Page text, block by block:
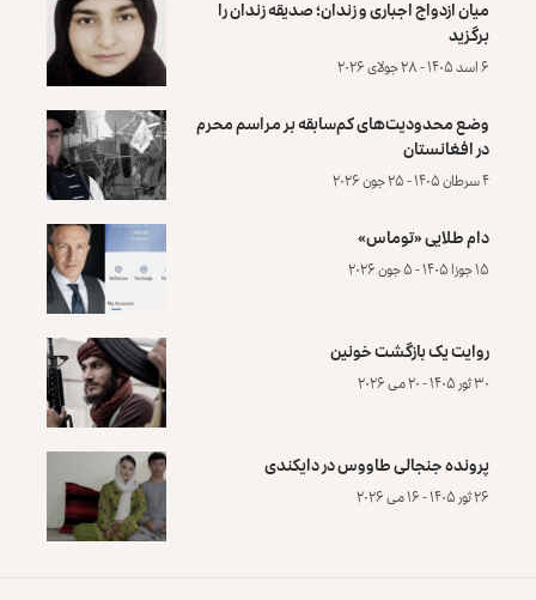
میان ازدواج اجباری و زندان؛ صدیقه زندان را
برگزید
۶ اسد ۱۴۰۵ - ۲۸ جولای ۲۰۲۶
وضع محدودیت‌های کم‌سابقه بر مراسم محرم
در افغانستان
۴ سرطان ۱۴۰۵ - ۲۵ جون ۲۰۲۶
دام طلایی «توماس»
۱۵ جوزا ۱۴۰۵ - ۵ جون ۲۰۲۶
روایت یک بازگشت خونین
۳۰ ثور ۱۴۰۵ - ۲۰ می ۲۰۲۶
پرونده‌ جنجالی طاووس در دایکندی
۲۶ ثور ۱۴۰۵ - ۱۶ می ۲۰۲۶